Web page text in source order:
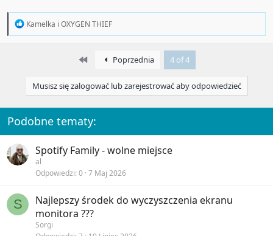
R
:
Kamelka i OXYGEN THIEF
First Poprzednia 4 of 4
Musisz się zalogować lub zarejestrować aby odpowiedzieć
Podobne tematy:
Spotify Family - wolne miejsce
al
Odpowiedzi 0 7 Maj 2026
S
Najlepszy środek do wyczyszczenia ekranu
monitora ???
Sorgi